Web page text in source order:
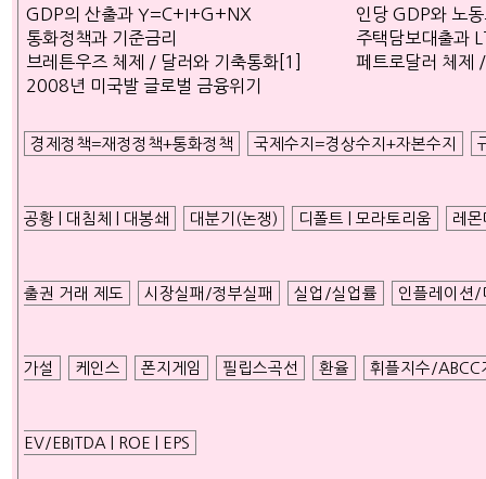
GDP의 산출과 Y=C+I+G+NX
인당 GDP와 노
통화정책과 기준금리
주택담보대출과
브레튼우즈 체제 / 달러와 기축통화[1]
페트로달러 체제
2008년 미국발 글로벌 금융위기
경제정책=재정정책+통화정책 국제수지=경상수지+자본수지
공황 | 대침체 | 대봉쇄 대분기(논쟁) 디폴트 | 모라토리움 레
출권 거래 제도 시장실패/정부실패 실업/실업률 인플레이션/
가설 케인스 폰지게임 필립스곡선 환율 휘플지수/ABCC
EV/EBITDA | ROE | EPS